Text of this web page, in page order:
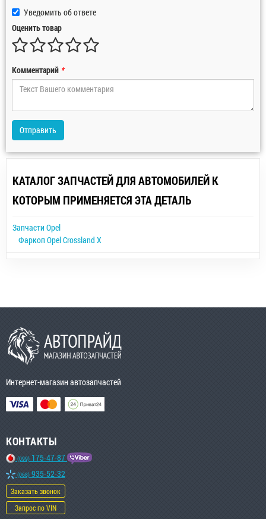
Уведомить об ответе
Оценить товар
Комментарий *
Отправить
КАТАЛОГ ЗАПЧАСТЕЙ ДЛЯ АВТОМОБИЛЕЙ К
КОТОРЫМ ПРИМЕНЯЕТСЯ ЭТА ДЕТАЛЬ
Запчасти Opel
Фаркоп Opel Crossland X
Интернет-магазин автозапчастей
КОНТАКТЫ
(099) 175-47-87
(068) 935-52-32
Заказать звонок
Запрос по VIN